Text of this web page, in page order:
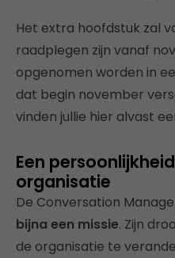
Het extra hoofdstuk zal
raadplegen zijn vanaf
opgenomen worden in
dat begin november
vinden jullie hier alvast
Een
organisatie
De Conversation
bijna een missie. Zijn
de organisatie te